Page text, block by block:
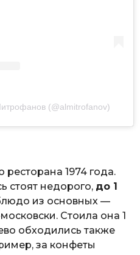
(@almitrofanov)
1974 года.
стоят недорого, до 1
из основных —
Стоила она 1
обходились также
за конфеты